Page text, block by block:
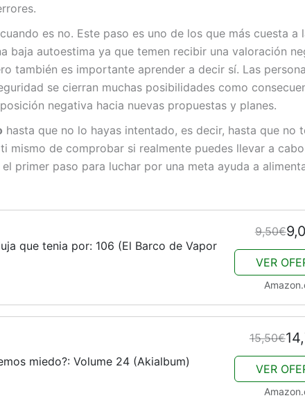
cuando es no. Este paso es uno de los que más cuesta a
baja autoestima ya que temen recibir una valoración
también es importante aprender a decir sí. Las
se cierran muchas posibilidades como
negativa hacia nuevas propuestas y planes.
hasta que no lo hayas intentado, es decir, hasta que no
mismo de comprobar si realmente puedes llevar a
primer paso para luchar por una meta ayuda a
que tenia por: 106 (El Barco de Vapor
9,50€
VER
miedo?: Volume 24 (Akialbum)
15,50€
VER